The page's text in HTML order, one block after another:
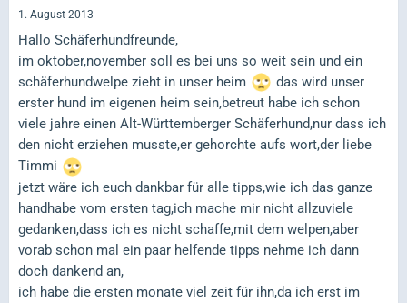
1. August 2013
Hallo Schäferhundfreunde,
im oktober,november soll es bei uns so weit sein und ein
schäferhundwelpe zieht in unser heim
das wird unser
erster hund im eigenen heim sein,betreut habe ich schon
viele jahre einen Alt-Württemberger Schäferhund,nur dass ich
den nicht erziehen musste,er gehorchte aufs wort,der liebe
Timmi
jetzt wäre ich euch dankbar für alle tipps,wie ich das ganze
handhabe vom ersten tag,ich mache mir nicht allzuviele
gedanken,dass ich es nicht schaffe,mit dem welpen,aber
vorab schon mal ein paar helfende tipps nehme ich dann
doch dankend an,
ich habe die ersten monate viel zeit für ihn,da ich erst im